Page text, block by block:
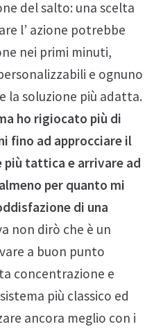
del salto: una scelta
l’ azione potrebbe
nei primi minuti,
e ognuno
la soluzione più adatta.
ho rigiocato più di
fino ad approcciare il
più tattica e arrivare ad
per quanto mi
di una
non dirò che è un
a buon punto
concentrazione e
più classico ed
ancora meglio con i